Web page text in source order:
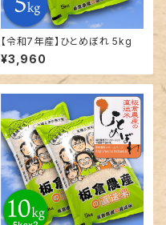
【令和7年産】ひとめぼれ 5kg
¥3,960